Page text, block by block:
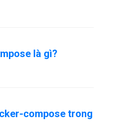
là gì?
compose trong